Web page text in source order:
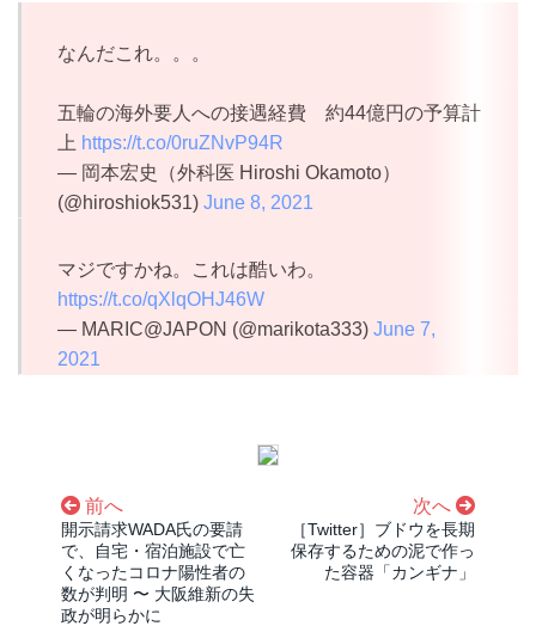
なんだこれ。。。
五輪の海外要人への接遇経費 約44億円の予算計
上 https://t.co/0ruZNvP94R
— 岡本宏史（外科医 Hiroshi Okamoto）
(@hiroshiok531) June 8, 2021
マジですかね。これは酷いわ。
https://t.co/qXlqOHJ46W
— MARIC@JAPON (@marikota333) June 7,
2021
前へ
開示請求WADA氏の要請
で、自宅・宿泊施設で亡
くなったコロナ陽性者の
数が判明 〜 大阪維新の失
政が明らかに
次へ
［Twitter］ブドウを長期
保存するための泥で作っ
た容器「カンギナ」